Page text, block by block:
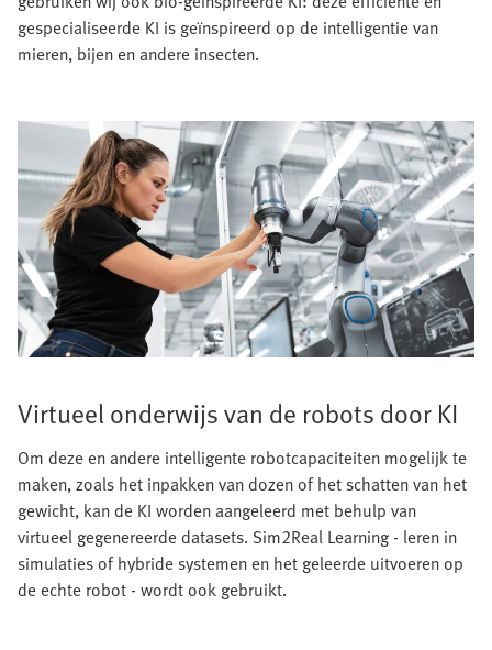
gespecialiseerde KI is geïnspireerd op de intelligentie van
mieren, bijen en andere insecten.
Virtueel onderwijs van de robots door KI
Om deze en andere intelligente robotcapaciteiten mogelijk te
maken, zoals het inpakken van dozen of het schatten van het
gewicht, kan de KI worden aangeleerd met behulp van
virtueel gegenereerde datasets. Sim2Real Learning - leren in
simulaties of hybride systemen en het geleerde uitvoeren op
de echte robot - wordt ook gebruikt.